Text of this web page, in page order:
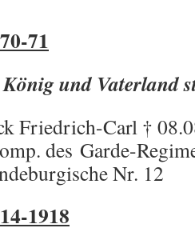
71
und Vaterland
Friedrich-Carl †
des Garde-
Nr. 12
1918